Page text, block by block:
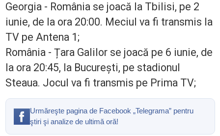
Georgia - România se joacă la Tbilisi, pe 2
iunie, de la ora 20:00. Meciul va fi transmis la
TV pe Antena 1;
România - Țara Galilor se joacă pe 6 iunie, de
la ora 20:45, la București, pe stadionul
Steaua. Jocul va fi transmis pe Prima TV;
Urmăreşte pagina de Facebook „Telegrama” pentru
ştiri şi analize de ultimă oră!